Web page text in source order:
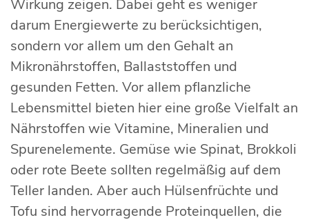
Wirkung zeigen. Dabei geht es weniger
darum Energiewerte zu berücksichtigen,
sondern vor allem um den Gehalt an
Mikronährstoffen, Ballaststoffen und
gesunden Fetten. Vor allem pflanzliche
Lebensmittel bieten hier eine große Vielfalt an
Nährstoffen wie Vitamine, Mineralien und
Spurenelemente. Gemüse wie Spinat, Brokkoli
oder rote Beete sollten regelmäßig auf dem
Teller landen. Aber auch Hülsenfrüchte und
Tofu sind hervorragende Proteinquellen, die